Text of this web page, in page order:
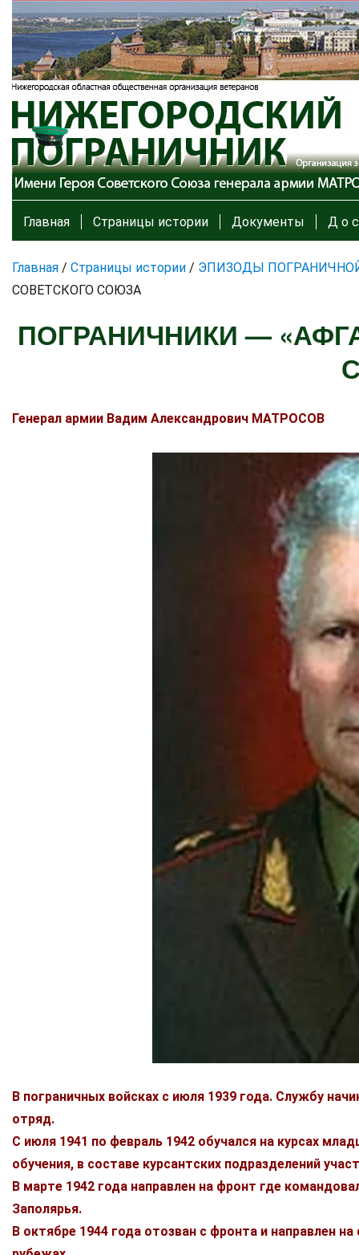
Главная Страницы истории Документы Д о с
Главная / Страницы истории / ЭПИЗОДЫ
СОВЕТСКОГО СОЮЗА
ПОГРАНИЧНИКИ —
Генерал армии Вадим Александрович МАТРОСОВ
В пограничных войсках с июля 1939 года. Службу
отряд.
С июля 1941 по февраль 1942 обучался на курсах
обучения, в составе курсантских подразделений
В марте 1942 года направлен на фронт где
Заполярья.
В октябре 1944 года отозван с фронта и направлен